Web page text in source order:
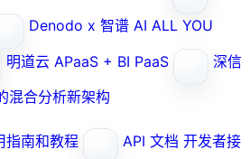
Denodo x 智谱 AI ALL YOU
明道云 APaaS + BI PaaS
深信
混合分析新架构
指南和教程 API 文档 开发者接